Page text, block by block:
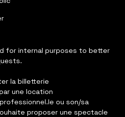
for internal purposes to better
la billetterie
une location
ou son/sa
proposer une spectacle